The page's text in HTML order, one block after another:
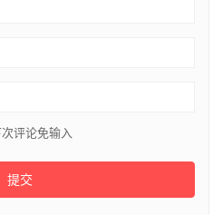
评论免输入
提交